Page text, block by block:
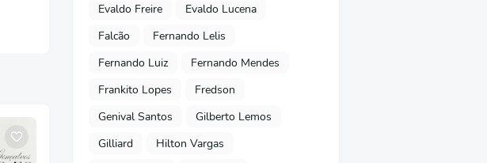
Evaldo Freire
Evaldo Lucena
Falcão
Fernando Lelis
Fernando Luiz
Fernando Mendes
Frankito Lopes
Fredson
Genival Santos
Gilberto Lemos
Gilliard
Hilton Vargas